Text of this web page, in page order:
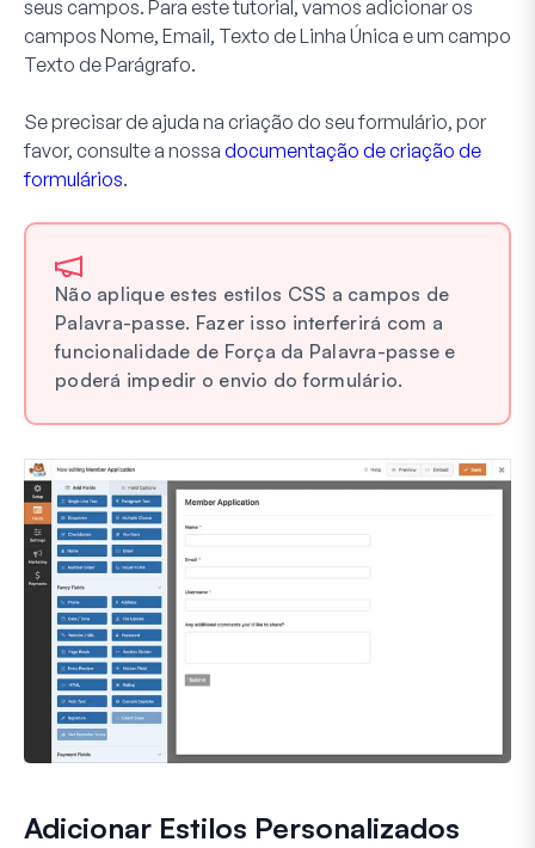
seus campos. Para este tutorial, vamos adicionar os
campos Nome, Email, Texto de Linha Única e um campo
Texto de Parágrafo.
Se precisar de ajuda na criação do seu formulário, por
favor, consulte a nossa documentação de criação de
formulários.
Não aplique estes estilos CSS a campos de
Palavra-passe. Fazer isso interferirá com a
funcionalidade de Força da Palavra-passe e
poderá impedir o envio do formulário.
Adicionar Estilos Personalizados